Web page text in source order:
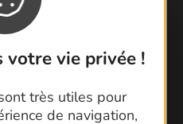
votre vie privée !
très utiles pour
de navigation,
questions
et Topoguides